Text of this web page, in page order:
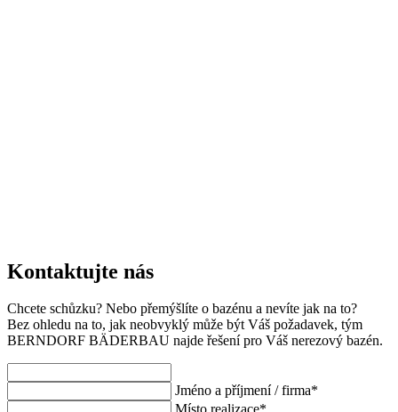
Kontaktujte nás
Chcete schůzku? Nebo přemýšlíte o bazénu a nevíte jak na to?
Bez ohledu na to, jak neobvyklý může být Váš požadavek, tým
BERNDORF BÄDERBAU najde řešení pro Váš nerezový bazén.
Jméno a příjmení / firma*